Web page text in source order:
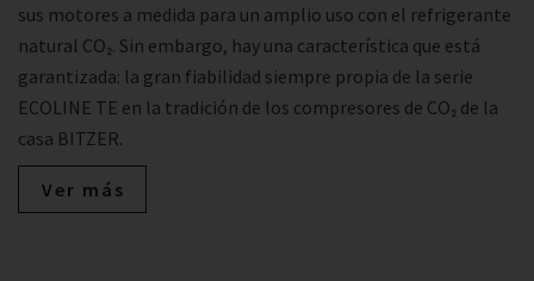
sus motores a medida para un amplio uso con el refrigerante
natural CO₂. Sin embargo, hay una característica que está
garantizada: la gran fiabilidad siempre propia de la serie
ECOLINE TE en la tradición de los compresores de CO₂ de la
casa BITZER.
Ver más